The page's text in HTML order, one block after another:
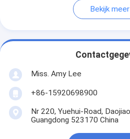
Bekijk meer
Miss. Amy Lee
+86-15920698900
Nr 220, Yuehui-Road,
Guangdong 523170 China